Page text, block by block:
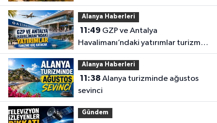
Alanya Haberleri
11:49
Havalimanı’ndaki yatırımlar turizme
güç katacak
Alanya Haberleri
11:38
sevinci
Gündem